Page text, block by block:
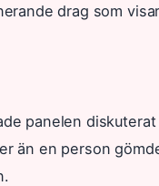
drag som
panelen
än en person